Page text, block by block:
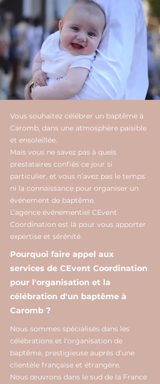
Vous souhaitez célébrer un baptême à
Caromb, dans une atmosphère paisible
et ensoleillée.
Mais vous ne savez pas à quels
prestataires confiés ce jour si
particulier, et vous n’avez pas le temps
ni la connaissance pour organiser un
événement de baptême.
L’agence événementiel CEvent
Coordination est là pour vous apporter
expertise et sérénité.
Pourquoi faire appel aux
services de CEvent Coordination
pour l'organisation et la
célébration d'un baptême à
Caromb ?
Nous sommes spécialisés dans les
célébrations et l'organisation de
baptême, prestigieuse auprès d’une
clientèle française et étrangère.
Nous œuvrons dans le sud de la France